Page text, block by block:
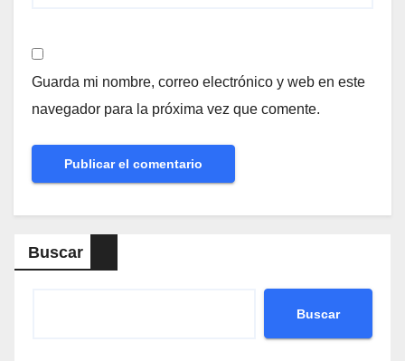
Guarda mi nombre, correo electrónico y web en este
navegador para la próxima vez que comente.
Buscar
Buscar